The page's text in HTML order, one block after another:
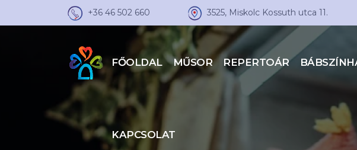
+36 46 502 660 3525, Miskolc Kossuth utca 11.
FŐOLDAL MŰSOR REPERTOÁR
KAPCSOLAT